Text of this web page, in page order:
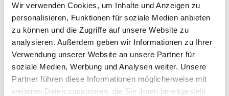
Wir verwenden Cookies, um Inhalte und Anzeigen zu
personalisieren, Funktionen für soziale Medien anbieten
zu können und die Zugriffe auf unsere Website zu
analysieren. Außerdem geben wir Informationen zu Ihrer
Verwendung unserer Website an unsere Partner für
soziale Medien, Werbung und Analysen weiter. Unsere
Partner führen diese Informationen möglicherweise mit
weiteren Daten zusammen, die Sie ihnen bereitgestellt
PRODUKTDETAILS
Artikelnummer 82046235
SKU